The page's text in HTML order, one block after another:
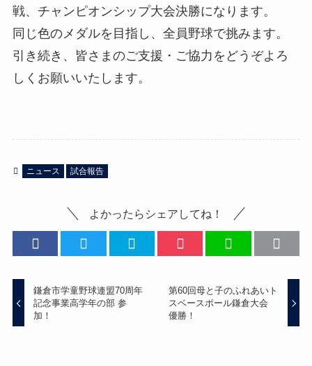
戦、チャンピオンシップ大会決勝になります。
同じ色のメダルを目指し、全員野球で挑みます。
引き続き、皆さまのご支援・ご協力をどうぞよろ
しくお願いいたします。
ニュース 試合報告
よかったらシェアしてね！
鎌倉市学童野球連盟70周年
記念事業高学年の部 参
加！
第60回母と子のふれあいト
スベースボール鎌倉大会
優勝！